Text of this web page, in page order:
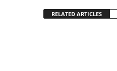
RELATED ARTICLES